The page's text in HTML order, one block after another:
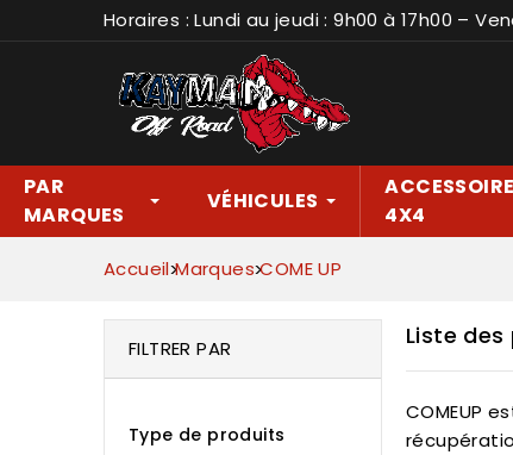
Horaires : Lundi au jeudi : 9h00 à 17h00 –
PAR
MARQUES
VÉHICULES
4X4
Accueil Marques COME UP
FILTRER PAR
Type de produits
Liste des
COMEUP